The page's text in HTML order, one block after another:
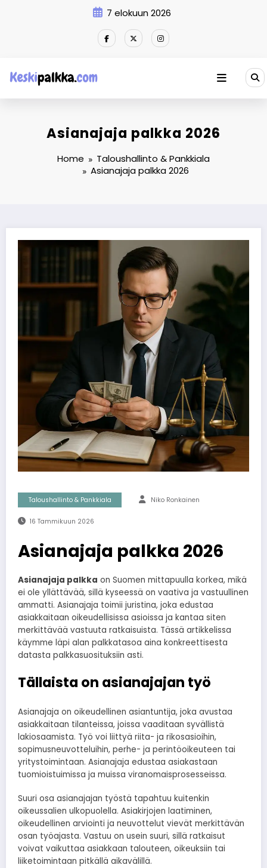
7 elokuun 2026
Asianajaja palkka 2026
Home
Taloushallinto & Pankkiala
Asianajaja palkka 2026
Taloushallinto & Pankkiala Niko Ronkainen
16 Tammikuun 2026
Asianajaja palkka 2026
Asianajaja palkka on Suomen mittapuulla korkea, mikä
ei ole yllättävää, sillä kyseessä on vaativa ja vastuullinen
ammatti. Asianajaja toimii juristina, joka edustaa
asiakkaitaan oikeudellisissa asioissa ja kantaa siten
merkittävää vastuuta ratkaisuista. Tässä artikkelissa
käymme läpi alan palkkatasoa aina konkreettisesta
datasta palkkasuosituksiin asti.
Tällaista on asianajajan työ
Asianajaja on oikeudellinen asiantuntija, joka avustaa
asiakkaitaan tilanteissa, joissa vaaditaan syvällistä
lakiosaamista. Työ voi liittyä riita- ja rikosasioihin,
sopimusneuvotteluihin, perhe- ja perintöoikeuteen tai
yritystoimintaan. Asianajaja edustaa asiakastaan
tuomioistuimissa ja muissa viranomaisprosesseissa.
Suuri osa asianajajan työstä tapahtuu kuitenkin
oikeussalien ulkopuolella. Asiakirjojen laatiminen,
oikeudellinen arviointi ja neuvottelut vievät merkittävän
osan työajasta. Vastuu on usein suuri, sillä ratkaisut
voivat vaikuttaa asiakkaan talouteen, oikeuksiin tai
liiketoimintaan pitkällä aikavälillä.